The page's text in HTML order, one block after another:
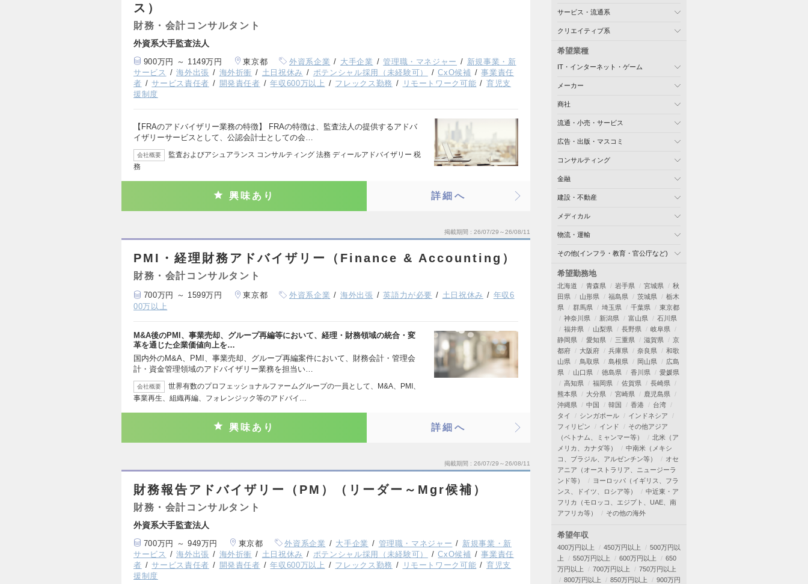
ス）
財務・会計コンサルタント
外資系大手監査法人
900万円 ～ 1149万円 東京都 外資系企業 大手企業 管理職・マネジャー
新規事業・新
サービス
海外出張 海外折衝 土日祝休み ポテンシャル採用（未経験可） CxO候補
事業責任
者
サービス責任者 開発責任者 年収600万以上 フレックス勤務 リモートワーク可能
育児支
援制度
【FRAのアドバイザリー業務の特徴】 FRAの特徴は、監査法人の提供するアドバ
イザリーサービスとして、公認会計士としての会…
会社概要
監査およびアシュアランス コンサルティング 法務 ディールアドバイザリー 税
務
興味あり 詳細へ
掲載期間 26/07/29～26/08/11
PMI・経理財務アドバイザリー（Finance & Accounting）
財務・会計コンサルタント
700万円 ～ 1599万円 東京都 外資系企業 海外出張 英語力が必要 土日祝休み
年収6
00万以上
M&A後のPMI、事業売却、グループ再編等において、経理・財務領域の統合・変
革を通じた企業価値向上を…
国内外のM&A、PMI、事業売却、グループ再編案件において、財務会計・管理会
計・資金管理領域のアドバイザリー業務を担当い…
会社概要
世界有数のプロフェッショナルファームグループの一員として、M&A、PMI、
事業再生、組織再編、フォレンジック等のアドバイ…
興味あり 詳細へ
掲載期間 26/07/29～26/08/11
財務報告アドバイザリー（PM）（リーダー～Mgr候補）
財務・会計コンサルタント
外資系大手監査法人
700万円 ～ 949万円 東京都 外資系企業 大手企業 管理職・マネジャー
新規事業・新
サービス
海外出張 海外折衝 土日祝休み ポテンシャル採用（未経験可） CxO候補
事業責任
者
サービス責任者 開発責任者 年収600万以上 フレックス勤務 リモートワーク可能
育児支
援制度
サービス・流通系
クリエイティブ系
希望業種
IT・インターネット・ゲーム
メーカー
商社
流通・小売・サービス
広告・出版・マスコミ
コンサルティング
金融
建設・不動産
メディカル
物流・運輸
その他(インフラ・教育・官公庁など)
希望勤務地
北海道 青森県 岩手県 宮城県
秋
田県
山形県 福島県 茨城県
栃木
県
群馬県 埼玉県 千葉県
東京都
神奈川県
新潟県 富山県
石川県
福井県
山梨県 長野県
岐阜県
静岡県
愛知県 三重県 滋賀県
京
都府
大阪府 兵庫県 奈良県
和歌
山県
鳥取県 島根県 岡山県
広島
県
山口県 徳島県 香川県
愛媛県
高知県
福岡県 佐賀県
長崎県
熊本県
大分県 宮崎県
鹿児島県
沖縄県
中国 韓国 香港
台湾
タイ
シンガポール
インドネシア
フィリピン
インド
その他アジア
（ベトナム、ミャンマー等）
北米（ア
メリカ、カナダ等）
中南米（メキシ
コ、ブラジル、アルゼンチン等）
オセ
アニア（オーストラリア、ニュージーラ
ンド等）
ヨーロッパ（イギリス、フラ
ンス、ドイツ、ロシア等）
中近東・ア
フリカ（モロッコ、エジプト、UAE、南
アフリカ等）
その他の海外
希望年収
400万円以上 450万円以上
500万円以
上
550万円以上 600万円以上
650
万円以上
700万円以上
750万円以上
800万円以上
850万円以上
900万円